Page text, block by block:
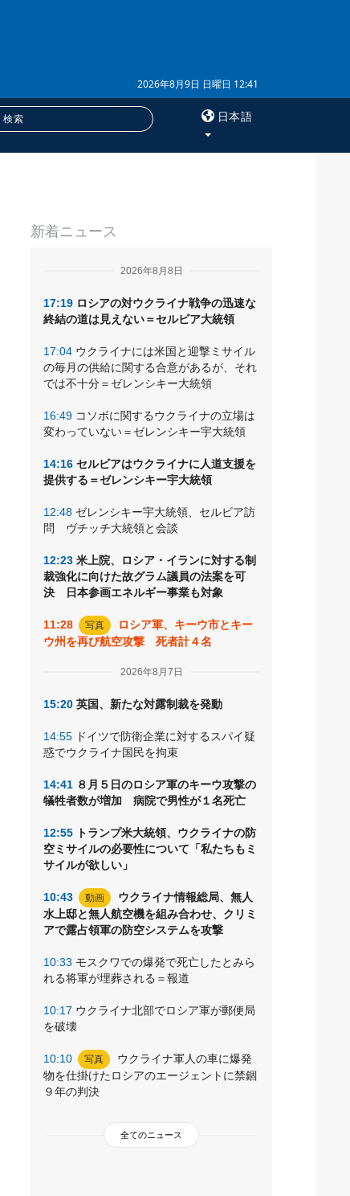
2026年8月9日 日曜日 12:41
日本語
購読
新着ニュース
2026年8月8日
17:19 ロシアの対ウクライナ戦争の迅速な
終結の道は見えない＝セルビア大統領
17:04 ウクライナには米国と迎撃ミサイル
の毎月の供給に関する合意があるが、それ
では不十分＝ゼレンシキー大統領
16:49 コソボに関するウクライナの立場は
変わっていない＝ゼレンシキー宇大統領
14:16 セルビアはウクライナに人道支援を
提供する＝ゼレンシキー宇大統領
12:48 ゼレンシキー宇大統領、セルビア訪
問 ヴチッチ大統領と会談
12:23 米上院、ロシア・イランに対する制
裁強化に向けた故グラム議員の法案を可
決 日本参画エネルギー事業も対象
11:28 写真
ロシア軍、キーウ市とキー
ウ州を再び航空攻撃 死者計４名
2026年8月7日
15:20 英国、新たな対露制裁を発動
14:55 ドイツで防衛企業に対するスパイ疑
惑でウクライナ国民を拘束
14:41 ８月５日のロシア軍のキーウ攻撃の
犠牲者数が増加 病院で男性が１名死亡
12:55 トランプ米大統領、ウクライナの防
空ミサイルの必要性について「私たちもミ
サイルが欲しい」
10:43 動画
ウクライナ情報総局、無人
水上邸と無人航空機を組み合わせ、クリミ
アで露占領軍の防空システムを攻撃
10:33 モスクワでの爆発で死亡したとみら
れる将軍が埋葬される＝報道
10:17 ウクライナ北部でロシア軍が郵便局
を破壊
10:10 写真
ウクライナ軍人の車に爆発
物を仕掛けたロシアのエージェントに禁錮
９年の判決
全てのニュース